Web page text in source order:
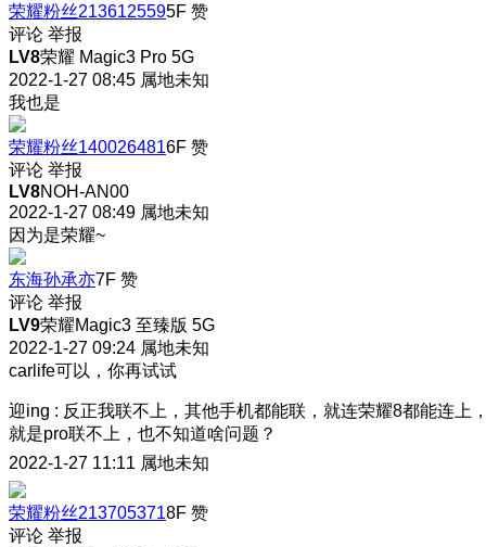
荣耀粉丝2136125595F 赞
评论 举报
LV8荣耀 Magic3 Pro 5G
2022-1-27 08:45 属地未知
我也是
荣耀粉丝1400264816F 赞
评论 举报
LV8NOH-AN00
2022-1-27 08:49 属地未知
因为是荣耀~
东海孙承亦7F 赞
评论 举报
LV9荣耀Magic3 至臻版 5G
2022-1-27 09:24 属地未知
carlife可以，你再试试
迎ing : 反正我联不上，其他手机都能联，就连荣耀8都能连上
就是pro联不上，也不知道啥问题？
2022-1-27 11:11 属地未知
荣耀粉丝2137053718F 赞
评论 举报